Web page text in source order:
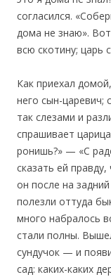
согласился.
дома не знаю».
всю скотину; царь
Как приехал
него сын-царевич;
так слезами и
спрашивает
ронишь?» — «С
сказать ей
он после на
полезли оттуда
много набралось
стали полны.
сундучок — и
сад: каких-каких